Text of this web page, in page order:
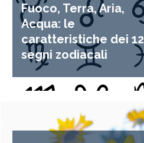
Fuoco, Terra, Aria,
Acqua: le
caratteristiche dei 12
segni zodiacali